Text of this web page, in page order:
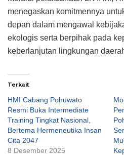
menegaskan komitmennya
depan dalam mengawal
ekologis serta berpihak pada
keberlanjutan lingkungan
Terkait
HMI Cabang Pohuwato
Resmi Buka Intermediate
Training Tingkat Nasional,
Bertema Hermeneutika Insan
Cita 2047
8 Desember 2025